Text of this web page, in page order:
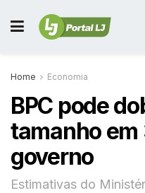
Home Economia
BPC pode
tamanho em
governo
Estimativas do